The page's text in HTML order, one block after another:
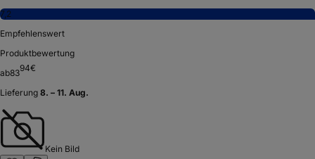
7,2
Empfehlenswert
Produktbewertung
ab8394€
Lieferung 8. – 11. Aug.
Kein Bild